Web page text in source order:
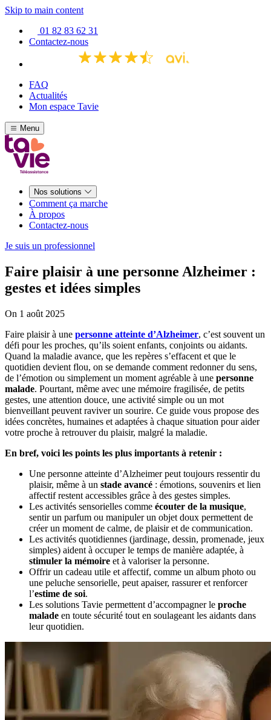
Skip to main content
01 82 83 62 31
Contactez-nous
FAQ
Actualités
Mon espace Tavie
Menu
Nos solutions
Comment ça marche
À propos
Contactez-nous
Je suis un professionnel
Faire plaisir à une personne Alzheimer :
gestes et idées simples
On 1 août 2025
Faire plaisir à une personne atteinte d’Alzheimer, c’est souvent un
défi pour les proches, qu’ils soient enfants, conjoints ou aidants.
Quand la maladie avance, que les repères s’effacent et que le
quotidien devient flou, on se demande comment redonner du sens,
de l’émotion ou simplement un moment agréable à une personne
malade. Pourtant, même avec une mémoire fragilisée, de petits
gestes, une attention douce, une activité simple ou un mot
bienveillant peuvent raviver un sourire. Ce guide vous propose des
idées concrètes, humaines et adaptées à chaque situation pour aider
votre proche à retrouver du plaisir, malgré la maladie.
En bref, voici les points les plus importants à retenir :
Une personne atteinte d’Alzheimer peut toujours ressentir du
plaisir, même à un stade avancé : émotions, souvenirs et lien
affectif restent accessibles grâce à des gestes simples.
Les activités sensorielles comme écouter de la musique,
sentir un parfum ou manipuler un objet doux permettent de
créer un moment de calme, de plaisir et de communication.
Les activités quotidiennes (jardinage, dessin, promenade, jeux
simples) aident à occuper le temps de manière adaptée, à
stimuler la mémoire et à valoriser la personne.
Offrir un cadeau utile et affectif, comme un album photo ou
une peluche sensorielle, peut apaiser, rassurer et renforcer
l’estime de soi.
Les solutions Tavie permettent d’accompagner le proche
malade en toute sécurité tout en soulageant les aidants dans
leur quotidien.